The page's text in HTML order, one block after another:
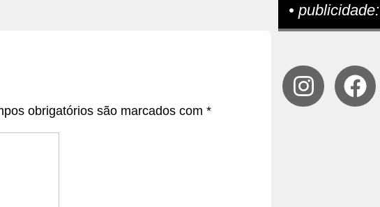
obrigatórios são marcados com *
• publicidade: